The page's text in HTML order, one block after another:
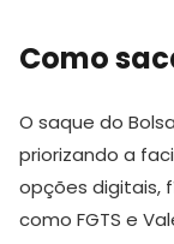
Como
O saque do
priorizando a
opções digitais,
como FGTS e